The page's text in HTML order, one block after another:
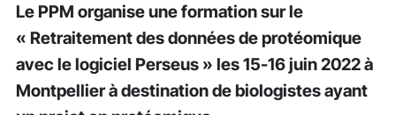
Le PPM organise une formation sur le
« Retraitement des données de protéomique
avec le logiciel Perseus » les 15-16 juin 2022 à
Montpellier à destination de biologistes ayant